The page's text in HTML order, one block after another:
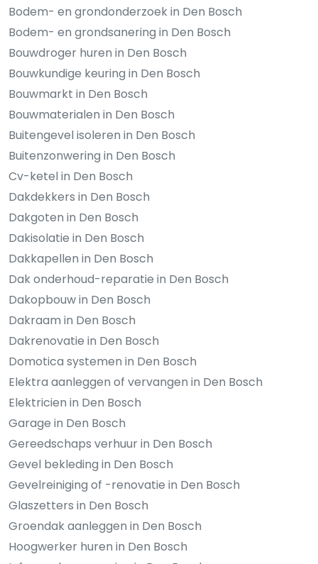
Bodem- en grondonderzoek in Den Bosch
Bodem- en grondsanering in Den Bosch
Bouwdroger huren in Den Bosch
Bouwkundige keuring in Den Bosch
Bouwmarkt in Den Bosch
Bouwmaterialen in Den Bosch
Buitengevel isoleren in Den Bosch
Buitenzonwering in Den Bosch
Cv-ketel in Den Bosch
Dakdekkers in Den Bosch
Dakgoten in Den Bosch
Dakisolatie in Den Bosch
Dakkapellen in Den Bosch
Dak onderhoud-reparatie in Den Bosch
Dakopbouw in Den Bosch
Dakraam in Den Bosch
Dakrenovatie in Den Bosch
Domotica systemen in Den Bosch
Elektra aanleggen of vervangen in Den Bosch
Elektricien in Den Bosch
Garage in Den Bosch
Gereedschaps verhuur in Den Bosch
Gevel bekleding in Den Bosch
Gevelreiniging of -renovatie in Den Bosch
Glaszetters in Den Bosch
Groendak aanleggen in Den Bosch
Hoogwerker huren in Den Bosch